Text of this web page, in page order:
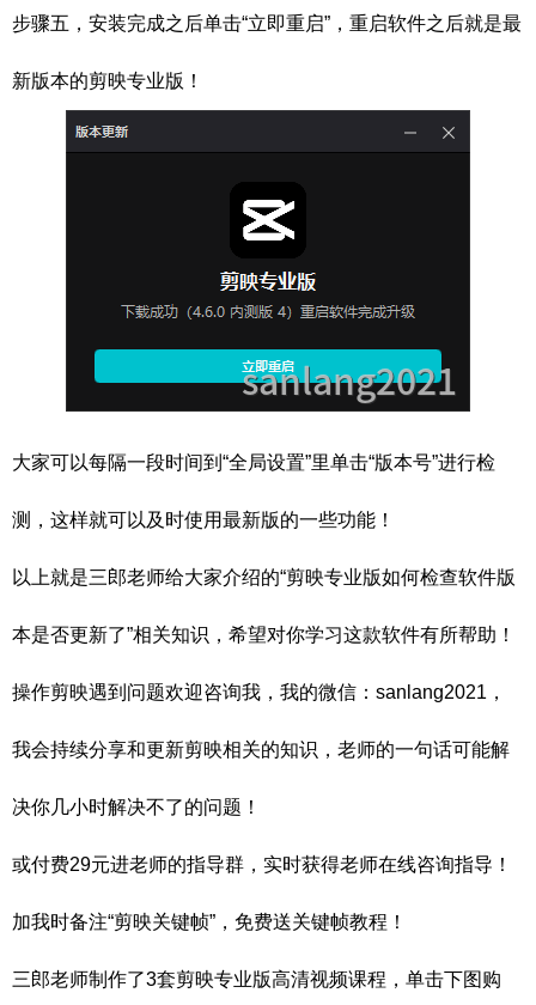
步骤五，安装完成之后单击“立即重启”，重启软件之后就是最
新版本的剪映专业版！
大家可以每隔一段时间到“全局设置”里单击“版本号”进行检
测，这样就可以及时使用最新版的一些功能！
以上就是三郎老师给大家介绍的“剪映专业版如何检查软件版
本是否更新了”相关知识，希望对你学习这款软件有所帮助！
操作剪映遇到问题欢迎咨询我，我的微信：sanlang2021，
我会持续分享和更新剪映相关的知识，老师的一句话可能解
决你几小时解决不了的问题！
或付费29元进老师的指导群，实时获得老师在线咨询指导！
加我时备注“剪映关键帧”，免费送关键帧教程！
三郎老师制作了3套剪映专业版高清视频课程，单击下图购